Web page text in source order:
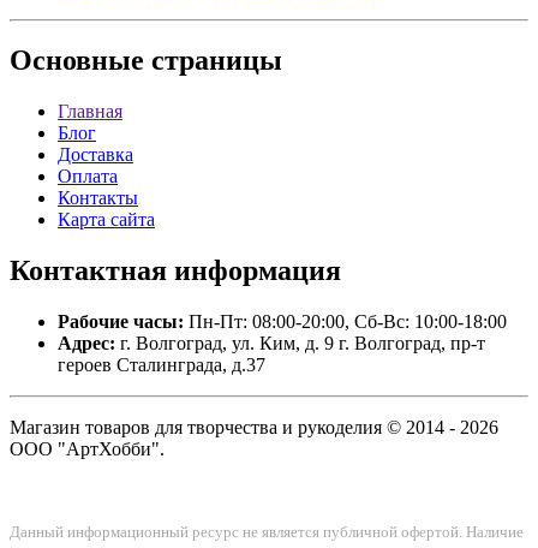
Основные страницы
Главная
Блог
Доставка
Оплата
Контакты
Карта сайта
Контактная информация
Рабочие часы: Пн-Пт: 08:00-20:00, Сб-Вс: 10:00-18:00
Адрес: г. Волгоград, ул. Ким, д. 9 г. Волгоград, пр-т
героев Сталинграда, д.37
Магазин товаров для творчества и рукоделия © 2014 - 2026
ООО "АртХобби".
Данный информационный ресурс не является публичной офертой. Наличие